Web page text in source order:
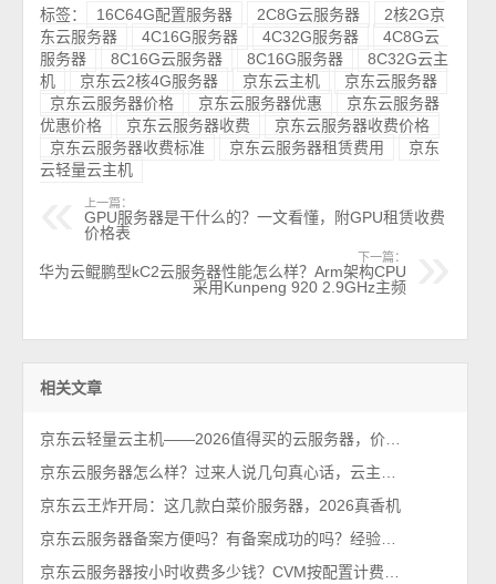
标签： 16C64G配置服务器 2C8G云服务器
2核2G京
东云服务器
4C16G服务器 4C32G服务器
4C8G云
服务器
8C16G云服务器 8C16G服务器
8C32G云主
机
京东云2核4G服务器 京东云主机
京东云服务器
京东云服务器价格
京东云服务器优惠
京东云服务器
优惠价格
京东云服务器收费
京东云服务器收费价格
京东云服务器收费标准
京东云服务器租赁费用
京东
云轻量云主机
上一篇：
GPU服务器是干什么的？一文看懂，附GPU租赁收费
价格表
下一篇：
华为云鲲鹏型kC2云服务器性能怎么样？Arm架构CPU
采用Kunpeng 920 2.9GHz主频
相关文章
京东云轻量云主机——2026值得买的云服务器，价格便宜性能可以！
京东云服务器怎么样？过来人说几句真心话，云主机值得买吗？
京东云王炸开局：这几款白菜价服务器，2026真香机
京东云服务器备案方便吗？有备案成功的吗？经验分享下
京东云服务器按小时收费多少钱？CVM按配置计费价格表